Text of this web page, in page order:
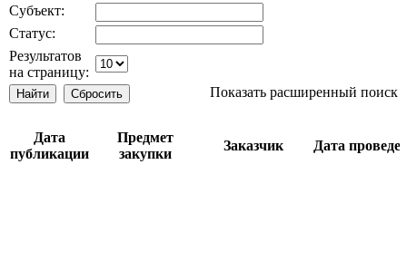
Субъект:
Статус:
Результатов
на страницу:
Показать расширенный поиск
Дата
публикации
Предмет
закупки
Заказчик Дата